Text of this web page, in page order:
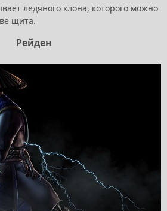
ледяного клона, которого можно
щита.
Рейден